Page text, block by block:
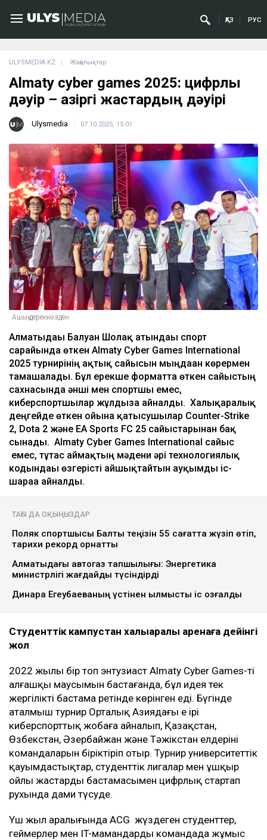
ҚАЗ РУС
ULYSMEDIA.KZ Жаңалықтар
Almaty cyber games 2025: цифрлық
дәуір – қазіргі жастардың дәуірі
Ulysmedia 07.10.2025, 15:01
Ашық дереккөзден
Алматыдағы Балуан Шолақ атындағы спорт
сарайында өткен Almaty Cyber Games International
2025 турнирінің ақтық сайысын мыңдаған көрермен
тамашалады. Бұл ерекше форматта өткен сайыстың
сахнасында әнші мен спортшы емес,
киберспортшылар жұлдызға айналды. Халықаралық
деңгейде өткен ойынға қатысушылар Counter-Strike
2, Dota 2 және EA Sports FC 25 сайыстарынан бақ
сынады. Almaty Cyber Games International сайыс
емес, тұтас аймақтың мәдени әрі технологиялық
кодындағы өзгерісті айшықтайтын ауқымды іс-
шараға айналды.
ТАҒЫ ДА ОҚЫҢЫЗДАР
Поляк спортшысы Балтық теңізін 55 сағатта жүзіп өтіп,
тарихи рекорд орнатты
Алматыдағы автогаз тапшылығы: Энергетика
министрлігі жағдайды түсіндірді
Динара Егеубаеваның үстінен қылмыстық іс қозғалды
Студенттік кампустан халықаралық аренаға дейінгі
жол
2022 жылы бір топ энтузиаст Almaty Cyber Games-тің
алғашқы маусымын бастағанда, бұл идея тек
жергілікті бастама ретінде көрінген еді. Бүгінде
аталмыш турнир Орталық Азиядағы ең ірі
киберспорттық жобаға айналып, Қазақстан,
Өзбекстан, Әзербайжан және Тәжікстан елдерінің
командаларын біріктіріп отыр. Турнир университеттік
қауымдастықтар, студенттік лигалар мен ұшқыр
ойлы жастардың бастамасымен цифрлық стартап
рухында дами түсуде.
Үш жыл аралығында ACG жүздеген студенттер,
геймерлер мен IT-мамандарды командада жұмыс